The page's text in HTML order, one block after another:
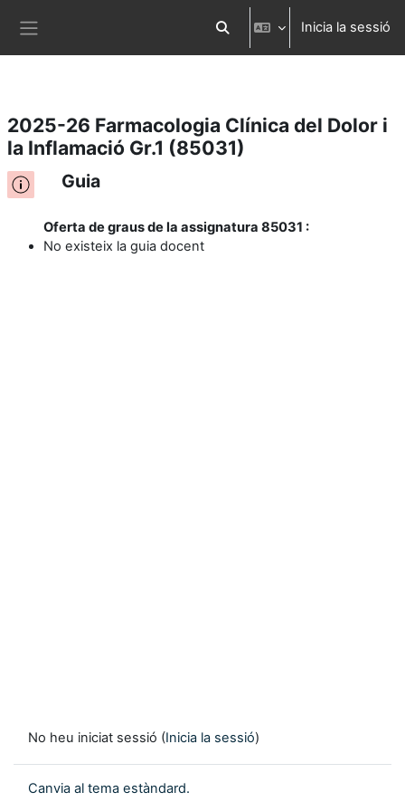
Ves al contingut principal Commuta l'entrada de la cerca
Inicia la sessió
2025-26 Farmacologia Clínica del Dolor i
la Inflamació Gr.1 (85031)
Guia
Oferta de graus de la assignatura 85031 :
No existeix la guia docent
No heu iniciat sessió (Inicia la sessió)
Canvia al tema estàndard.